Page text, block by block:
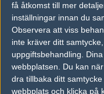
få åtkomst till mer
inställningar innan du
Observera att viss
inte kräver ditt
uppgiftsbehandling.
webbplatsen. Du kan
dra tillbaka ditt
webbplats och klicka på
gather klaner är
#6HajdeNJkE
Hall of Fame
2003-11-21
d e ingen gather klan, d